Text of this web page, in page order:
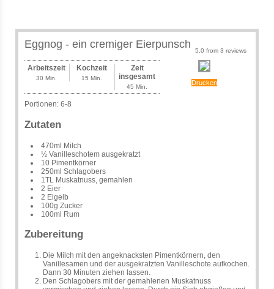
5.0 from 3 reviews
Eggnog - ein cremiger Eierpunsch
Drucken
Arbeitszeit
30 Min.
Kochzeit
15 Min.
Zeit
insgesamt
45 Min.
Portionen: 6-8
Zutaten
470ml Milch
½ Vanilleschotem ausgekratzt
10 Pimentkörner
250ml Schlagobers
1TL Muskatnuss, gemahlen
2 Eier
2 Eigelb
100g Zucker
100ml Rum
Zubereitung
Die Milch mit den angeknacksten Pimentkörnern, den
Vanillesamen und der ausgekratzten Vanilleschote aufkochen.
Dann 30 Minuten ziehen lassen.
Den Schlagobers mit der gemahlenen Muskatnuss